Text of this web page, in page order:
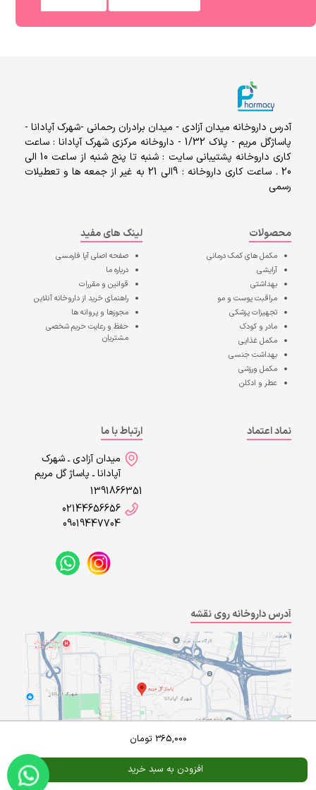
365,000 تومان
افزودن به سبد خرید
آدرس داروخانه میدان آزادی - میدان برادران رحمانی -شهرک آپادانا -
پاساژگل مریم - پلاک 1/32 - داروخانه مرکزی شهرک آپادانا : ساعت
کاری داروخانه پشتیبانی سایت : شنبه تا پنج شنبه از ساعت 10 الی
20 . ساعت کاری داروخانه : 9الی 21 به غیر از جمعه ها و تعطیلات
رسمی
محصولات
مکمل های کمک درمانی
آرایشی
بهداشتی
مراقبت پوست و مو
تجهیزات پزشکی
مادر و کودک
مکمل غذایی
بهداشت جنسی
مکمل ورزشی
عطر و ادکلن
لینک های مفید
صفحه اصلیآپا فارمسی
درباره ما
قوانین و مقررات
راهنمای خرید از داروخانه آنلاین
مجوزها و پروانه ها
حفظ و رعایت حریم شخصی
مشتریان
نماد اعتماد
ارتباط با ما
میدان آزادی ـ شهرک
آپادانا ـ پاساژ گل مریم
1391866351
02144656656
09019447704
آدرس داروخانه روی نقشه
A Pluss
Powered By